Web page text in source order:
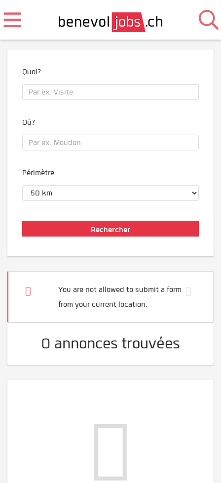
Quoi?
Où?
Périmètre
You are not allowed to submit a form
from your current location.
0 annonces trouvées